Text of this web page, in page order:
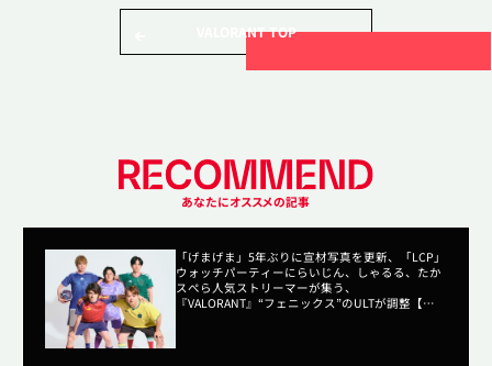
VALORANT TOP
あなたにオススメの記事
「げまげま」5年ぶりに宣材写真を更新、「LCP」
ウォッチパーティーにらいじん、しゃるる、たか
スぺら人気ストリーマーが集う、
『VALORANT』“フェニックス”のULTが調整【週